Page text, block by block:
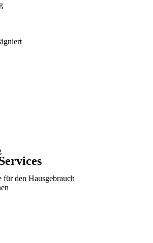
für den Hausgebrauch